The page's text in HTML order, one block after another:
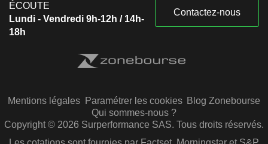
ÉCOUTE
Lundi - Vendredi 9h-12h / 14h-
18h
Contactez-nous
Mentions légales Paramétrer les cookies Blog Zonebourse
Qui sommes-nous ?
Copyright © 2026 Surperformance SAS. Tous droits réservés.